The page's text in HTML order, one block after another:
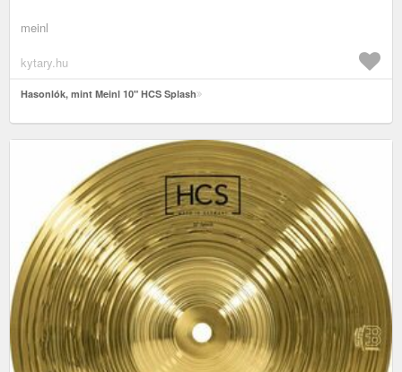
meinl
kytary.hu
Hasonlók, mint Meinl 10" HCS Splash